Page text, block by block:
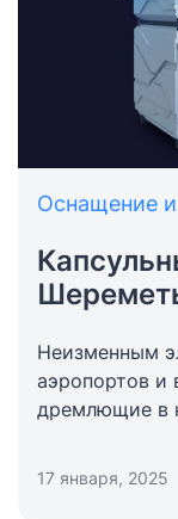
Оснащение
Неизменным
аэропортов и
дремлющие в
самое лёгкое
аэровокзалы
17 января, 2025